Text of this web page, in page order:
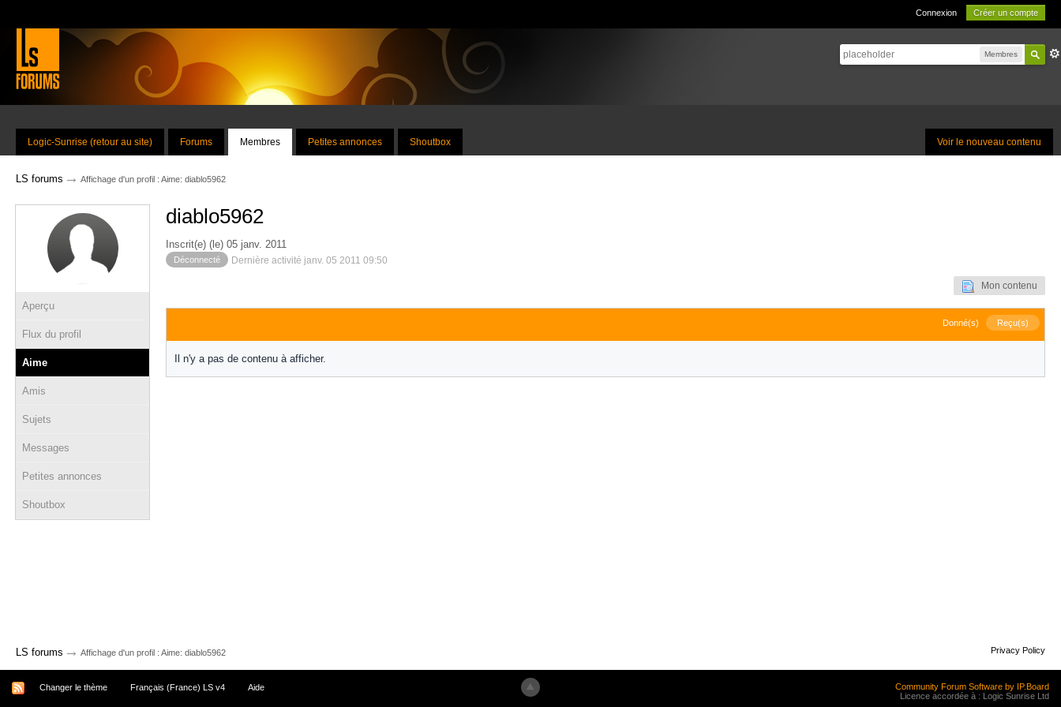
Connexion Créer un compte
Membres
Voir le nouveau contenu
Logic-Sunrise (retour au site) Forums Membres Petites annonces Shoutbox
LS forums → Affichage d'un profil : Aime: diablo5962
Aperçu
Flux du profil
Aime
Amis
Sujets
Messages
Petites annonces
Shoutbox
diablo5962
Inscrit(e) (le) 05 janv. 2011
Déconnecté Dernière activité janv. 05 2011 09:50
Mon contenu
Donné(s) Reçu(s)
Il n'y a pas de contenu à afficher.
LS forums → Affichage d'un profil : Aime: diablo5962 Privacy Policy
Changer le thème Français (France) LS v4 Aide
Community Forum Software by IP.Board
Licence accordée à : Logic Sunrise Ltd